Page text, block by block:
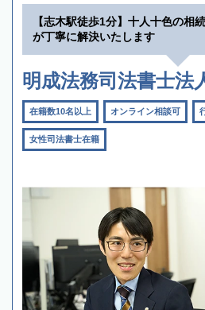
【志木駅徒歩1分】十人十色の相
が丁寧に解決いたします
明成法務司法書士法
在籍数10名以上 オンライン相談可
女性司法書士在籍